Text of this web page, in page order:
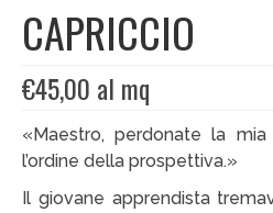
EDIZIONI SPECIALI
Alessandro Bulgini
Andrea Bertotti
Chen Li
CAPRICCIO
€45,00 al mq
«Maestro, perdonate la
l’ordine della prospettiva.»
Il giovane apprendista